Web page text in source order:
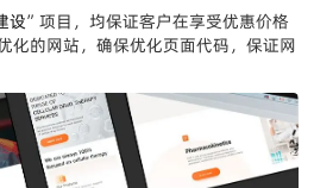
设”项目，均保证客户在享受优惠价格
化的网站，确保优化页面代码，保证网